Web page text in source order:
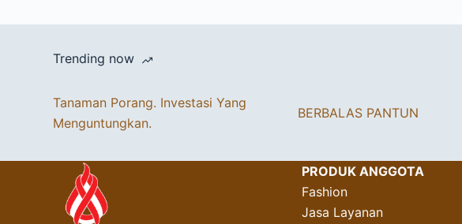
Trending now
Tanaman Porang. Investasi Yang
Menguntungkan.
BERBALAS PANTUN
PRODUK ANGGOTA
Fashion
Jasa Layanan